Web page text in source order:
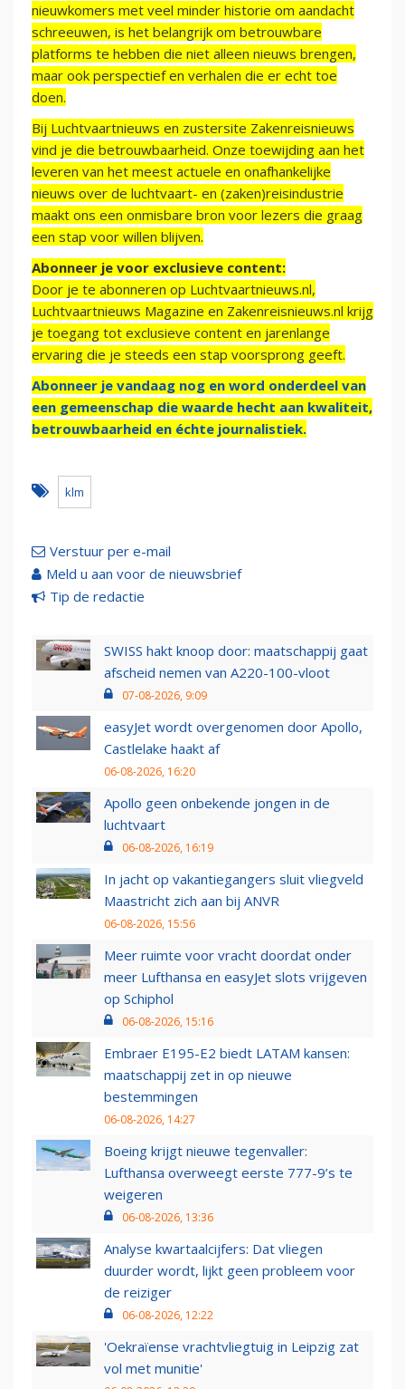
nieuwkomers met veel minder historie om aandacht
schreeuwen, is het belangrijk om betrouwbare
platforms te hebben die niet alleen nieuws brengen,
maar ook perspectief en verhalen die er echt toe
doen.
Bij Luchtvaartnieuws en zustersite Zakenreisnieuws
vind je die betrouwbaarheid. Onze toewijding aan het
leveren van het meest actuele en onafhankelijke
nieuws over de luchtvaart- en (zaken)reisindustrie
maakt ons een onmisbare bron voor lezers die graag
een stap voor willen blijven.
Abonneer je voor exclusieve content:
Door je te abonneren op Luchtvaartnieuws.nl,
Luchtvaartnieuws Magazine en Zakenreisnieuws.nl krijg
je toegang tot exclusieve content en jarenlange
ervaring die je steeds een stap voorsprong geeft.
Abonneer je vandaag nog en word onderdeel van
een gemeenschap die waarde hecht aan kwaliteit,
betrouwbaarheid en échte journalistiek.
klm
Verstuur per e-mail
Meld u aan voor de nieuwsbrief
Tip de redactie
SWISS hakt knoop door: maatschappij gaat
afscheid nemen van A220-100-vloot
07-08-2026, 9:09
easyJet wordt overgenomen door Apollo,
Castlelake haakt af
06-08-2026, 16:20
Apollo geen onbekende jongen in de
luchtvaart
06-08-2026, 16:19
In jacht op vakantiegangers sluit vliegveld
Maastricht zich aan bij ANVR
06-08-2026, 15:56
Meer ruimte voor vracht doordat onder
meer Lufthansa en easyJet slots vrijgeven
op Schiphol
06-08-2026, 15:16
Embraer E195-E2 biedt LATAM kansen:
maatschappij zet in op nieuwe
bestemmingen
06-08-2026, 14:27
Boeing krijgt nieuwe tegenvaller:
Lufthansa overweegt eerste 777-9’s te
weigeren
06-08-2026, 13:36
Analyse kwartaalcijfers: Dat vliegen
duurder wordt, lijkt geen probleem voor
de reiziger
06-08-2026, 12:22
'Oekraïense vrachtvliegtuig in Leipzig zat
vol met munitie'